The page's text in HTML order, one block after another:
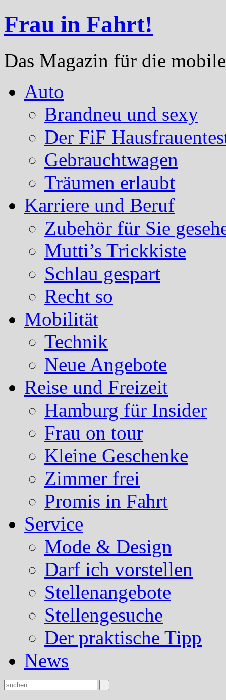
Frau in Fahrt!
Das Magazin für die
Auto
Brandneu und sexy
Der FiF
Gebrauchtwagen
Träumen erlaubt
Karriere und Beruf
Zubehör für Sie
Mutti’s Trickkiste
Schlau gespart
Recht so
Mobilität
Technik
Neue Angebote
Reise und Freizeit
Hamburg für Insider
Frau on tour
Kleine Geschenke
Zimmer frei
Promis in Fahrt
Service
Mode & Design
Darf ich vorstellen
Stellenangebote
Stellengesuche
Der praktische Tipp
News